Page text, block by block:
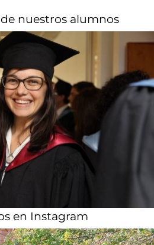
nuestros alumnos​
en Instagram